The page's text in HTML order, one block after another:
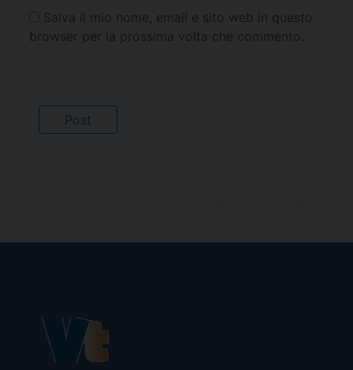
Salva il mio nome, email e sito web in questo
browser per la prossima volta che commento.